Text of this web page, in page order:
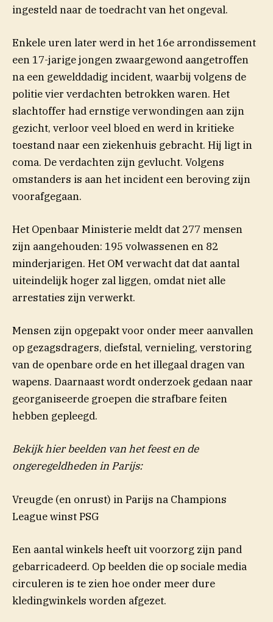
ingesteld naar de toedracht van het ongeval.
Enkele uren later werd in het 16e arrondissement
een 17-jarige jongen zwaargewond aangetroffen
na een gewelddadig incident, waarbij volgens de
politie vier verdachten betrokken waren. Het
slachtoffer had ernstige verwondingen aan zijn
gezicht, verloor veel bloed en werd in kritieke
toestand naar een ziekenhuis gebracht. Hij ligt in
coma. De verdachten zijn gevlucht. Volgens
omstanders is aan het incident een beroving zijn
voorafgegaan.
Het Openbaar Ministerie meldt dat 277 mensen
zijn aangehouden: 195 volwassenen en 82
minderjarigen. Het OM verwacht dat dat aantal
uiteindelijk hoger zal liggen, omdat niet alle
arrestaties zijn verwerkt.
Mensen zijn opgepakt voor onder meer aanvallen
op gezagsdragers, diefstal, vernieling, verstoring
van de openbare orde en het illegaal dragen van
wapens. Daarnaast wordt onderzoek gedaan naar
georganiseerde groepen die strafbare feiten
hebben gepleegd.
Bekijk hier beelden van het feest en de
ongeregeldheden in Parijs:
Vreugde (en onrust) in Parijs na Champions
League winst PSG
Een aantal winkels heeft uit voorzorg zijn pand
gebarricadeerd. Op beelden die op sociale media
circuleren is te zien hoe onder meer dure
kledingwinkels worden afgezet.